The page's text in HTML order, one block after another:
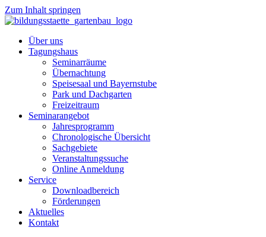
Zum Inhalt springen
Über uns
Tagungshaus
Seminarräume
Übernachtung
Speisesaal und Bayernstube
Park und Dachgarten
Freizeitraum
Seminarangebot
Jahresprogramm
Chronologische Übersicht
Sachgebiete
Veranstaltungssuche
Online Anmeldung
Service
Downloadbereich
Förderungen
Aktuelles
Kontakt